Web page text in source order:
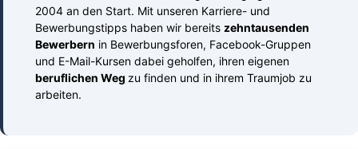
2004 an den Start. Mit unseren Karriere- und
Bewerbungstipps haben wir bereits zehntausenden
Bewerbern in Bewerbungsforen, Facebook-Gruppen
und E-Mail-Kursen dabei geholfen, ihren eigenen
beruflichen Weg zu finden und in ihrem Traumjob zu
arbeiten.